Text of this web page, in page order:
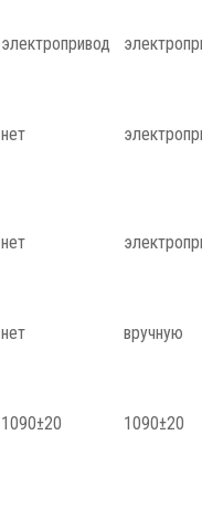
электропривод
нет
нет
нет вручную
1090±20 1090±20